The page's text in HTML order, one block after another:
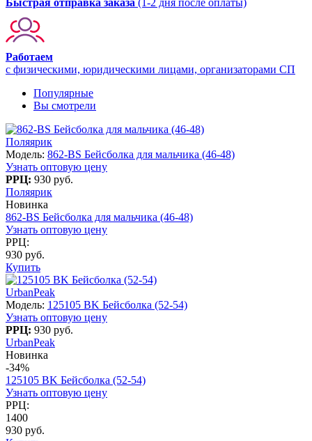
Работаем
с физическими, юридическими лицами, организаторами СП
Популярные
Вы смотрели
Поляярик
Модель: 862-BS Бейсболка для мальчика (46-48)
Узнать оптовую цену
РРЦ: 930 руб.
Поляярик
Новинка
862-BS Бейсболка для мальчика (46-48)
Узнать оптовую цену
РРЦ:
930 руб.
Купить
UrbanPeak
Модель: 125105 BK Бейсболка (52-54)
Узнать оптовую цену
РРЦ: 930 руб.
UrbanPeak
Новинка
-34%
125105 BK Бейсболка (52-54)
Узнать оптовую цену
РРЦ:
1400
930 руб.